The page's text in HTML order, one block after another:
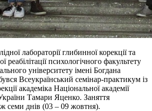
лабораторії глибинної корекції та
реабілітації психологічного факультету
університету імені Богдана
Всеукраїнський семінар-практикум із
академіка Національної академії
Тамари Яценко. Заняття
семи днів (03 – 09 жовтня).